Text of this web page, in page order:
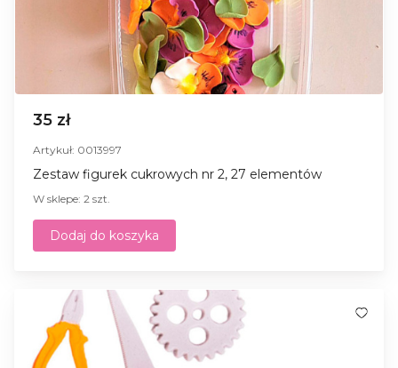
35 zł
Artykuł: 0013997
Zestaw figurek cukrowych nr 2, 27 elementów
W sklepe: 2 szt.
Dodaj do koszyka